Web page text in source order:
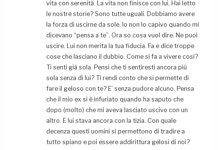
vita con serenità. La vita non finisce con lui. Hai letto
le nostre storie? Sono tutte uguali. Dobbiamo avere
la forza di uscirne da sole. Io non lo capivo quando mi
dicevano “pensa a te”. Ora so cosa vuol dire. Ne puoi
uscire. Lui non merita la tua fiducia. Fa e dice troppe
cose che lasciano il dubbio. Come si fa a vivere così?
Ti senti già sola. Pensi che ti sentiresti ancora più
sola senza di lui? Ti rendi conto che si permette di
fare il geloso con te? E’ senza pudore alcuno. Pensa
che il mio ex si è infuriato quando ha saputo che
dopo (molto) che mi aveva lasciato uscivo con un
altro. E lui stava ancora con la tizia. Con quale
decenza questi uomini si permettono di tradire a
tutto spiano e poi essere addirittura gelosi di noi?